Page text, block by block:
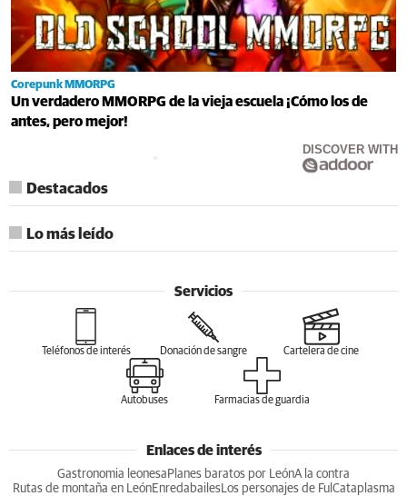
Corepunk MMORPG
Un verdadero MMORPG de la vieja escuela ¡Cómo los de
antes, pero mejor!
DISCOVER WITH
Destacados
Lo más leído
Servicios
Teléfonos de interés Donación de sangre Cartelera de cine
Autobuses Farmacias de guardia
Enlaces de interés
Gastronomia leonesa Planes baratos por LeónA la contra
Rutas de montaña en LeónEnredabailesLos personajes de Ful Cataplasma